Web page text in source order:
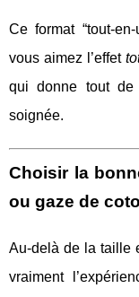
Ce format “tout-
vous aimez l’effet
qui donne tout de
soignée.
Choisir la
ou gaze de
Au-delà de la taille
vraiment